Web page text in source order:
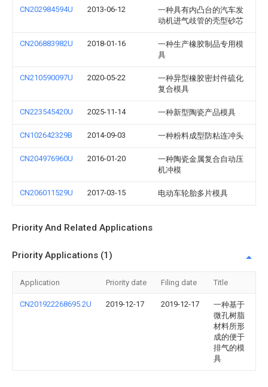
CN202984594U 2013-06-12
一种具有内凸台的汽车发
动机进气歧管的壳型砂芯
CN206883982U 2018-01-16
一种生产橡胶制品专用模
具
CN210590097U 2020-05-22
一种异型橡胶密封件硫化
复合模具
CN223545420U 2025-11-14 一种新型陶瓷产品模具
CN102642329B 2014-09-03 一种粉料成型防粘连冲头
CN204976960U 2016-01-20
一种陶瓷金属复合自动压
机冲模
CN206011529U 2017-03-15 电动车轮胎多片模具
Priority And Related Applications
Priority Applications (1)
Application Priority date Filing date Title
CN201922268695.2U 2019-12-17 2019-12-17
一种基于
微孔树脂
材料所形
成的便于
排气的模
具